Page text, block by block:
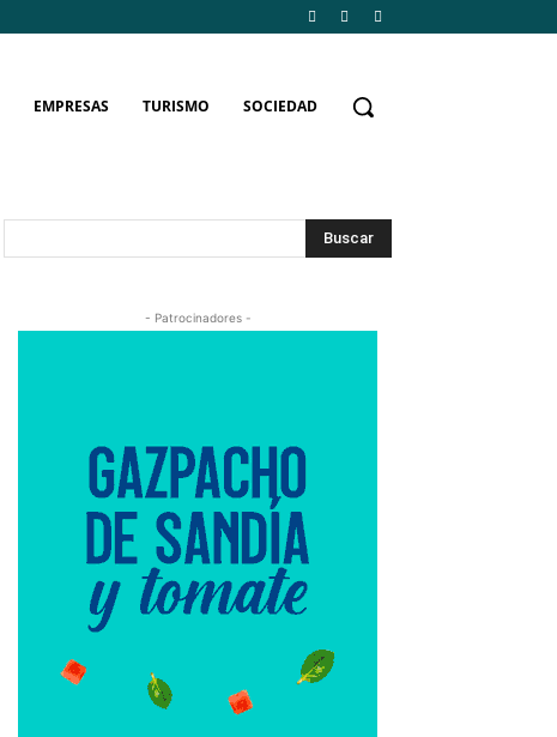
EMPRESAS TURISMO SOCIEDAD
Buscar
- Patrocinadores -